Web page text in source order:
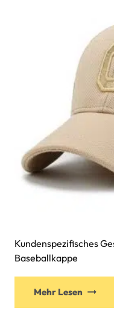
Kundenspezifisches
Baseballkappe
Mehr Lesen